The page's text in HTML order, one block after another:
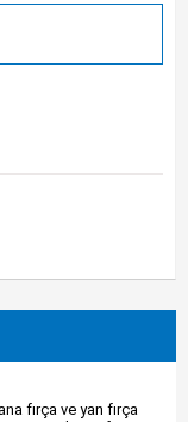
fırça ve yan fırça